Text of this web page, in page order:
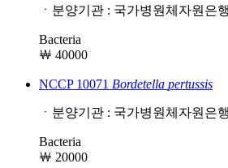
ㆍ분양기관 : 국가병원체자원은행
Bacteria
￦ 40000
NCCP 10071 Bordetella pertussis
ㆍ분양기관 : 국가병원체자원은행
Bacteria
￦ 20000